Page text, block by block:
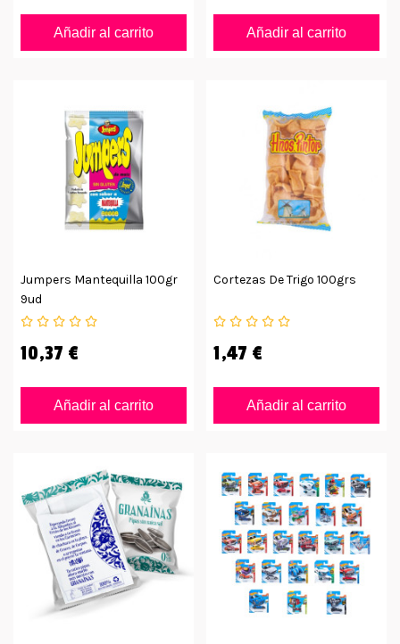
Añadir al carrito Añadir al carrito
Jumpers Mantequilla 100gr
9ud
10,37 €
Añadir al carrito
Cortezas De Trigo 100grs
1,47 €
Añadir al carrito